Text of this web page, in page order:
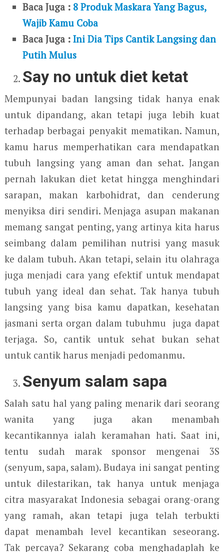
Baca Juga : 8 Produk Maskara Yang Bagus,
Wajib Kamu Coba
Baca Juga :Ini Dia Tips Cantik Langsing dan
Putih Mulus
Say no untuk diet ketat
Mempunyai badan langsing tidak hanya enak
untuk dipandang, akan tetapi juga lebih kuat
terhadap berbagai penyakit mematikan. Namun,
kamu harus memperhatikan cara mendapatkan
tubuh langsing yang aman dan sehat. Jangan
pernah lakukan diet ketat hingga menghindari
sarapan, makan karbohidrat, dan cenderung
menyiksa diri sendiri. Menjaga asupan makanan
memang sangat penting, yang artinya kita harus
seimbang dalam pemilihan nutrisi yang masuk
ke dalam tubuh. Akan tetapi, selain itu olahraga
juga menjadi cara yang efektif untuk mendapat
tubuh yang ideal dan sehat. Tak hanya tubuh
langsing yang bisa kamu dapatkan, kesehatan
jasmani serta organ dalam tubuhmu juga dapat
terjaga. So, cantik untuk sehat bukan sehat
untuk cantik harus menjadi pedomanmu.
Senyum salam sapa
Salah satu hal yang paling menarik dari seorang
wanita yang juga akan menambah
kecantikannya ialah keramahan hati. Saat ini,
tentu sudah marak sponsor mengenai 3S
(senyum, sapa, salam). Budaya ini sangat penting
untuk dilestarikan, tak hanya untuk menjaga
citra masyarakat Indonesia sebagai orang-orang
yang ramah, akan tetapi juga telah terbukti
dapat menambah level kecantikan seseorang.
Tak percaya? Sekarang coba menghadaplah ke